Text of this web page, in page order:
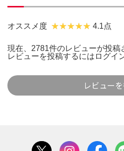
オススメ度 4.1点
現在、2781件のレビューが投稿
レビューを投稿するには ログイ
レビュー